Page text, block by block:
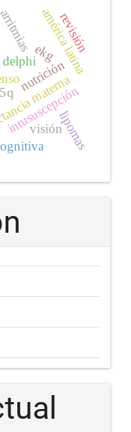
materna
nutrición
ekg
arritmias américa latina
intususcepción
lipomas
revisión
visión